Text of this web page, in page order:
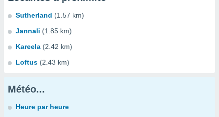
Sutherland (1.57 km)
Jannali (1.85 km)
Kareela (2.42 km)
Loftus (2.43 km)
Météo...
Heure par heure